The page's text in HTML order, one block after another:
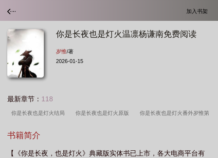
加入书架
你是长夜也是灯火温凛杨谦南免费阅读
岁惟/著
2026-01-15
最新章节： 118
你是长夜也是灯火结局 你是长夜也是灯火原版 你是长夜也是灯火番外岁惟第
读 你是长夜也是灯火是he还是be
灯火陈正漓 你是长夜也是灯火温凛杨谦南免费阅读 你是长夜也是灯火结局是什
书籍简介
【《你是长夜，也是灯火》典藏版实体书已上市，各大电商平台有